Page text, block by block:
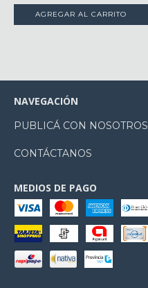
NAVEGACIÓN
PUBLICÁ CON NOSOTROS
CONTÁCTANOS
MEDIOS DE PAGO